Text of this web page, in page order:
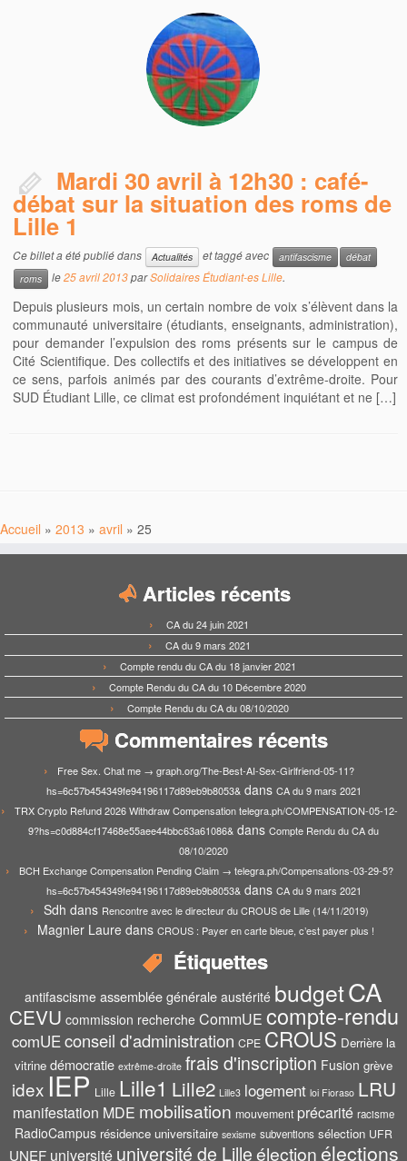
Mardi 30 avril à 12h30 : café-
débat sur la situation des roms de
Lille 1
Ce billet a été publié dans Actualités et taggé avec antifascisme
débat
roms
le25 avril 2013parSolidaires Étudiant-es Lille.
Depuis plusieurs mois, un certain nombre de voix s’élèvent dans la
communauté universitaire (étudiants, enseignants, administration),
pour demander l’expulsion des roms présents sur le campus de
Cité Scientifique. Des collectifs et des initiatives se développent en
ce sens, parfois animés par des courants d’extrême-droite. Pour
SUD Étudiant Lille, ce climat est profondément inquiétant et ne […]
Accueil » 2013 » avril » 25
Articles récents
CA du 24 juin 2021
CA du 9 mars 2021
Compte rendu du CA du 18 janvier 2021
Compte Rendu du CA du 10 Décembre 2020
Compte Rendu du CA du 08/10/2020
Commentaires récents
Free Sex. Chat me → graph.org/The-Best-AI-Sex-Girlfriend-05-11?
hs=6c57b454349fe94196117d89eb9b8053&dans CA du 9 mars 2021
TRX Crypto Refund 2026 Withdraw Compensation telegra.ph/COMPENSATION-05-12-
9?hs=c0d884cf17468e55aee44bbc63a61086& dans Compte Rendu du CA du
08/10/2020
BCH Exchange Compensation Pending Claim → telegra.ph/Compensations-03-29-5?
hs=6c57b454349fe94196117d89eb9b8053&dans CA du 9 mars 2021
Sdh dans Rencontre avec le directeur du CROUS de Lille (14/11/2019)
Magnier Laure dans CROUS : Payer en carte bleue, c’est payer plus !
Étiquettes
antifascisme assemblée générale austérité budgetCA
CEVU commission recherche CommUE compte-rendu
comUEconseil d'administration CPE CROUS Derrière la
vitrine démocratie extrême-droite frais d'inscription Fusion grève
idex IEP Lille Lille1 Lille2 Lille3 logement loi Fioraso LRU
manifestation MDE mobilisation mouvement précarité racisme
RadioCampus résidence universitaire sexisme subventions sélection UFR
UNEF université université de Lilleélection élections